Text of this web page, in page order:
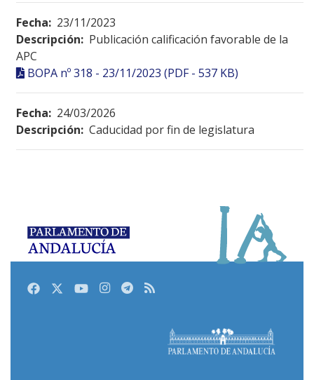
Fecha: 23/11/2023
Descripción: Publicación calificación favorable de la
APC
BOPA nº 318 - 23/11/2023 (PDF - 537 KB)
Fecha: 24/03/2026
Descripción: Caducidad por fin de legislatura
FacebookTwitterYoutubeInstagram
Telegram
RSS